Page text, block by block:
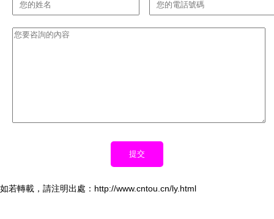
如若轉載，請注明出處：http://www.cntou.cn/ly.html